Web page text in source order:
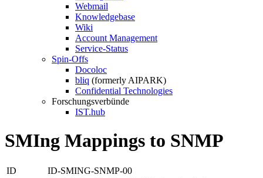
Webmail
Knowledgebase
Wiki
Account Management
Service-Status
Spin-Offs
Docoloc
bliq (formerly AIPARK)
Confidential Technologies
Forschungsverbünde
IST.hub
SMIng Mappings to SNMP
ID
ID-SMING-SNMP-00